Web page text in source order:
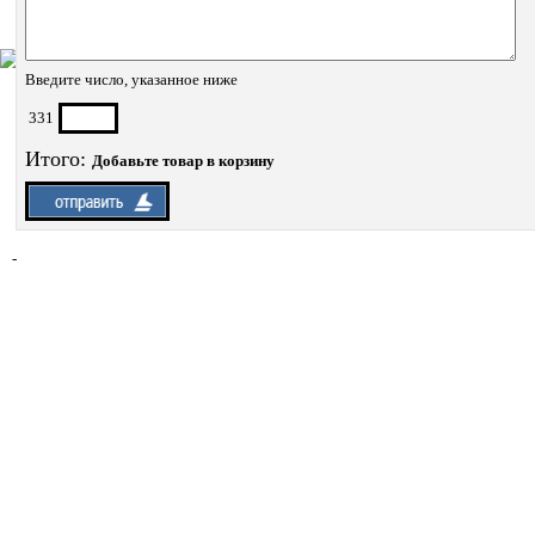
Введите число, указанное ниже
331
Итого: Добавьте товар в корзину
-